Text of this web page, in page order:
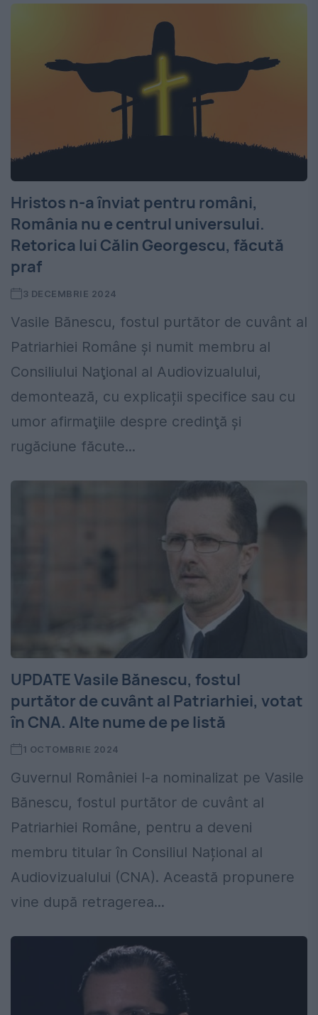
Hristos n-a înviat pentru români,
România nu e centrul universului.
Retorica lui Călin Georgescu, făcută
praf
3 DECEMBRIE 2024
Vasile Bănescu, fostul purtător de cuvânt al
Patriarhiei Române şi numit membru al
Consiliului Naţional al Audiovizualului,
demontează, cu explicații specifice sau cu
umor afirmaţiile despre credinţă şi
rugăciune făcute...
UPDATE Vasile Bănescu, fostul
purtător de cuvânt al Patriarhiei, votat
în CNA. Alte nume de pe listă
1 OCTOMBRIE 2024
Guvernul României l-a nominalizat pe Vasile
Bănescu, fostul purtător de cuvânt al
Patriarhiei Române, pentru a deveni
membru titular în Consiliul Național al
Audiovizualului (CNA). Această propunere
vine după retragerea...